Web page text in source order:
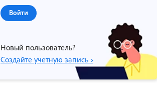
Войти
Новый пользователь?
Создайте учетную запись ›